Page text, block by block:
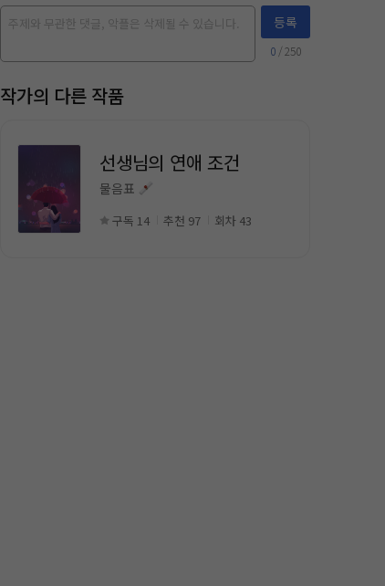
등록
0 / 250
작가의 다른 작품
선생님의 연애 조건
물음표
구독 14 추천 97 회차 43